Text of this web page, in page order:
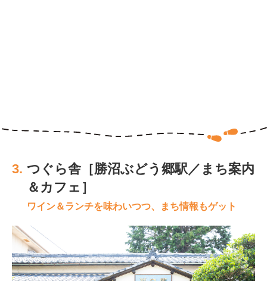
3. つぐら舎［勝沼ぶどう郷駅／まち案内
＆カフェ］
ワイン＆ランチを味わいつつ、まち情報もゲット